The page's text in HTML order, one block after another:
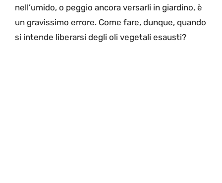
nell’umido, o peggio ancora versarli in giardino, è
un gravissimo errore. Come fare, dunque, quando
si intende liberarsi degli oli vegetali esausti?